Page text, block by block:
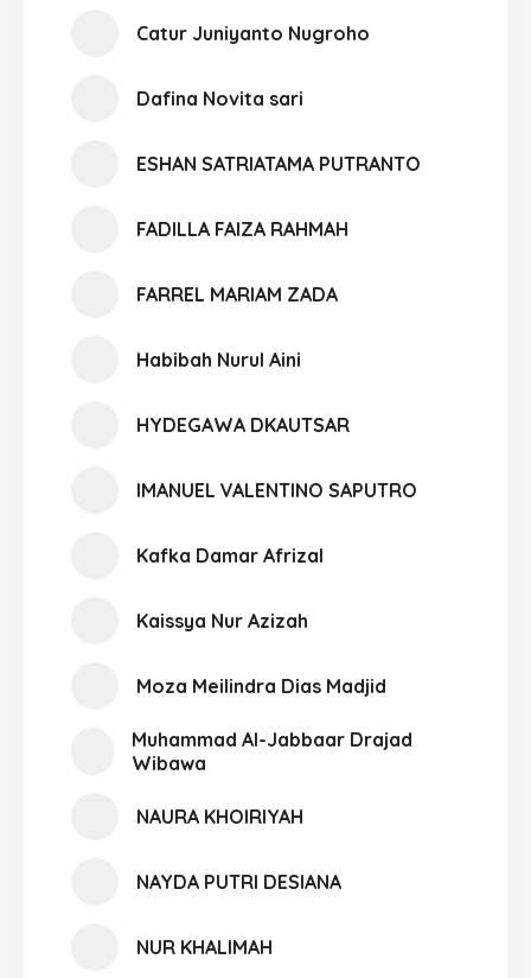
Catur Juniyanto Nugroho
Dafina Novita sari
ESHAN SATRIATAMA PUTRANTO
FADILLA FAIZA RAHMAH
FARREL MARIAM ZADA
Habibah Nurul Aini
HYDEGAWA DKAUTSAR
IMANUEL VALENTINO SAPUTRO
Kafka Damar Afrizal
Kaissya Nur Azizah
Moza Meilindra Dias Madjid
Muhammad Al-Jabbaar Drajad
Wibawa
NAURA KHOIRIYAH
NAYDA PUTRI DESIANA
NUR KHALIMAH